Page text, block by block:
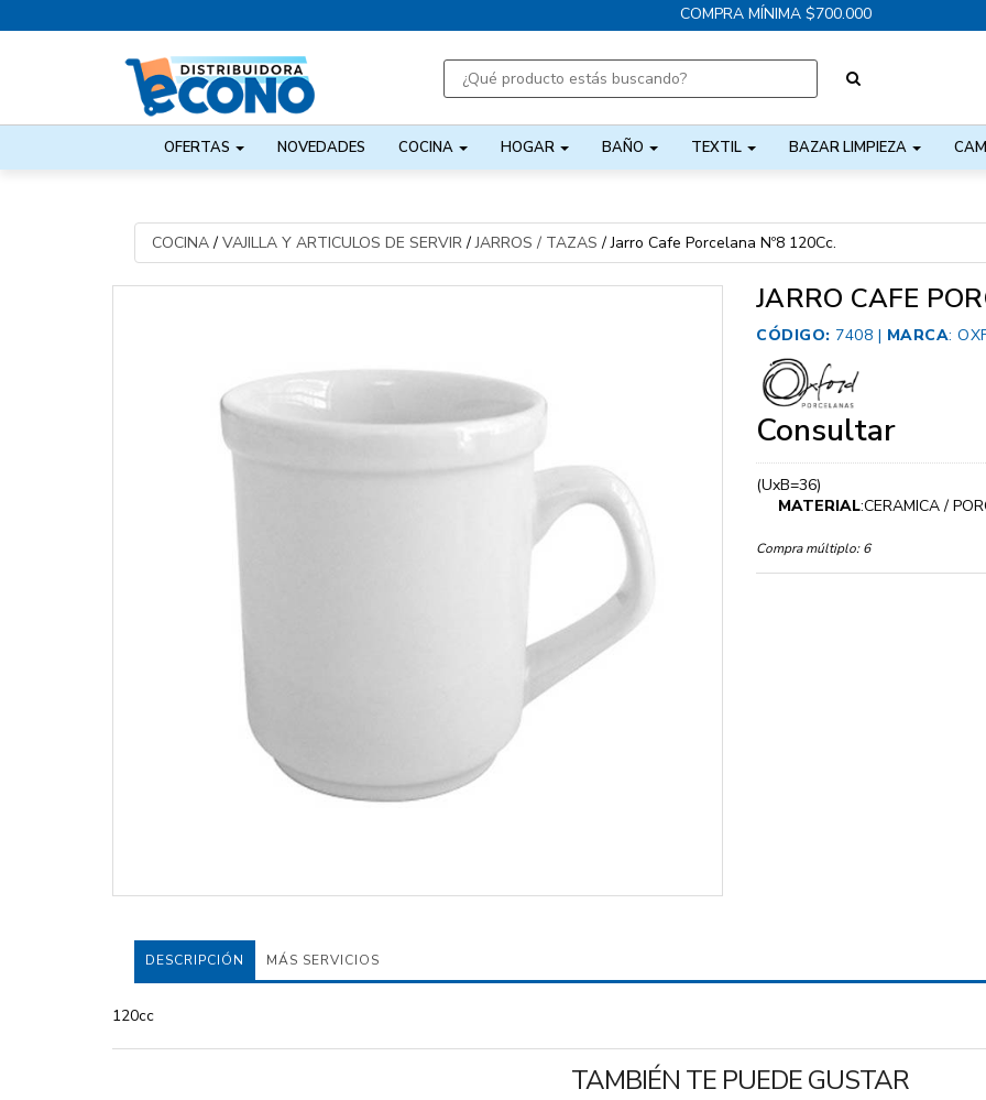
COMPRA MÍNIMA $700.000
OFERTAS NOVEDADES COCINA HOGAR BAÑO TEXTIL BAZAR LIMPIEZA
COCINA/ VAJILLA Y ARTICULOS DE SERVIR/JARROS / TAZAS / Jarro Cafe Porcelana Nº8 120Cc.
JARRO CAFE
CÓDIGO: 7408 | MARCA:
Consultar
(UxB=36)
MATERIAL:CERAMICA /
Compra múltiplo:6
DESCRIPCIÓN MÁS SERVICIOS
120cc
TAMBIÉN TE PUEDE GUSTAR